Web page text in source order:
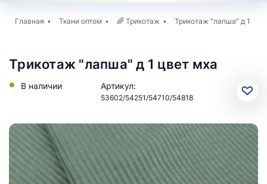
Главная Ткани оптом 🌈 Трикотаж Трикотаж "лапша" д 1
Трикотаж "лапша" д 1 цвет мха
В наличии Артикул:
53602/54251/54710/54818